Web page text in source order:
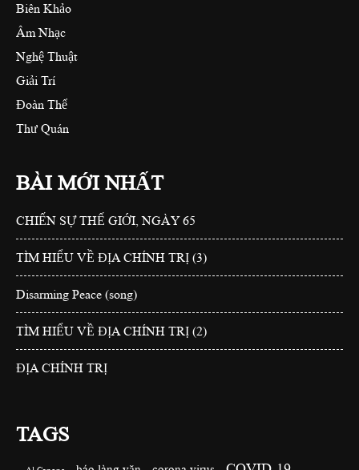
Biên Khảo
Âm Nhạc
Nghệ Thuật
Giải Trí
Đoàn Thể
Thư Quán
BÀI MỚI NHẤT
CHIẾN SỰ THẾ GIỚI, NGÀY 65
TÌM HIỂU VỀ ĐỊA CHÍNH TRỊ (3)
Disarming Peace (song)
TÌM HIỂU VỀ ĐỊA CHÍNH TRỊ (2)
ĐỊA CHÍNH TRỊ
TAGS